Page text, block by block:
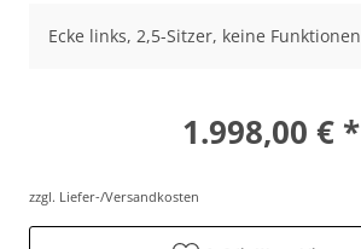
Ecke links, 2,5-Sitzer, keine Funktionen
1.998,00 € *
zzgl. Liefer-/Versandkosten